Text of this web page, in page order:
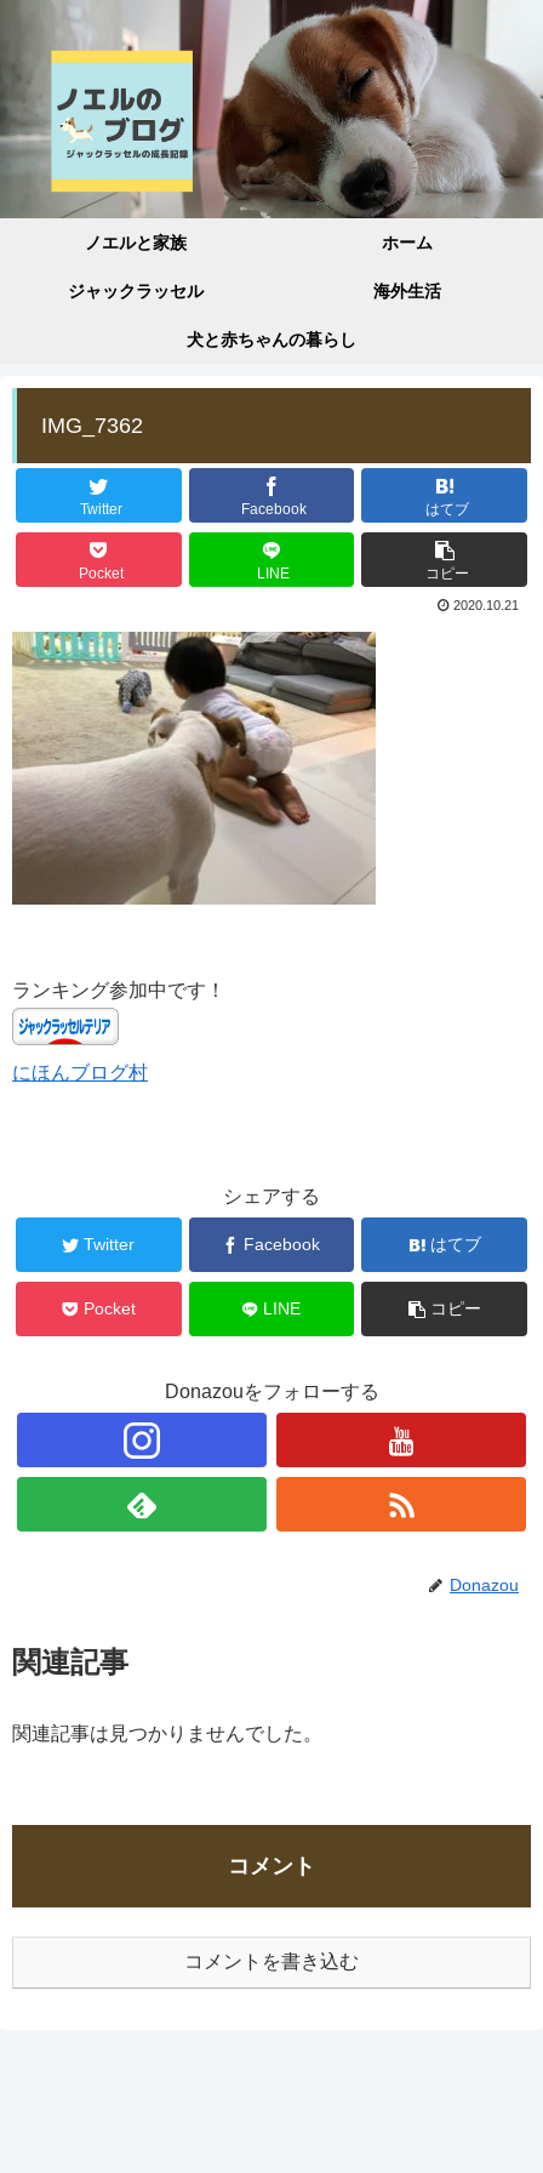
ノエルと家族 ホーム
ジャックラッセル 海外生活
犬と赤ちゃんの暮らし
IMG_7362
Twitter Facebook はてブ
Pocket LINE コピー
2020.10.21
ランキング参加中です！
にほんブログ村
シェアする
Twitter Facebook はてブ
Pocket LINE コピー
Donazouをフォローする
Donazou
関連記事
関連記事は見つかりませんでした。
コメント
コメントを書き込む